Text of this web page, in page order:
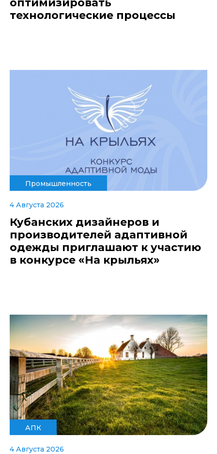
оптимизировать
технологические процессы
Промышленность
4 Августа 2026
Кубанских дизайнеров и
производителей адаптивной
одежды приглашают к участию
в конкурсе «На крыльях»
АПК
4 Августа 2026